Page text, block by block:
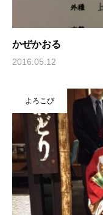
かぜかおる
2016.05.12
よろこび